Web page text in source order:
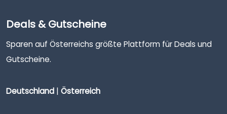
Deals & Gutscheine
Sparen auf Österreichs größte Plattform für Deals und
Gutscheine.
Deutschland | Österreich